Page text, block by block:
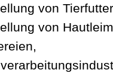
von
von